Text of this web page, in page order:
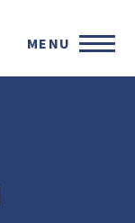
MENU